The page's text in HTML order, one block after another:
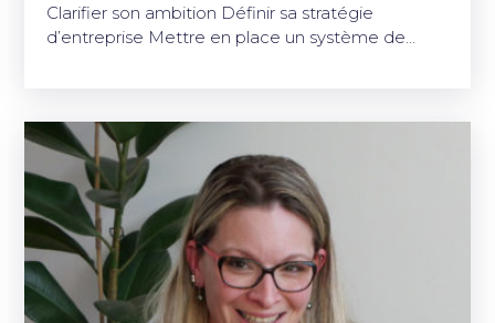
Clarifier son ambition Définir sa stratégie
d’entreprise Mettre en place un système de…